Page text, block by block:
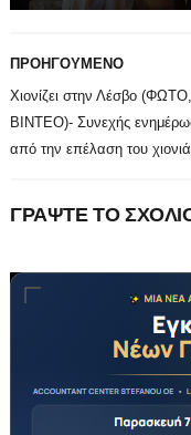
ΠΡΟΗΓΟΥΜΕΝΟ
Χιονίζει στην Λέσβο (ΦΩΤΟ,
ΒΙΝΤΕΟ)- Συνεχής
από την επέλαση του χιονιά
ΓΡΑΨΤΕ ΤΟ